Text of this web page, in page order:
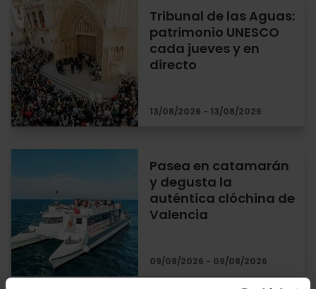
Tribunal de las Aguas:
patrimonio UNESCO
cada jueves y en
directo
13/08/2026 - 13/08/2026
Pasea en catamarán
y degusta la
auténtica clóchina de
Valencia
09/08/2026 - 09/08/2026